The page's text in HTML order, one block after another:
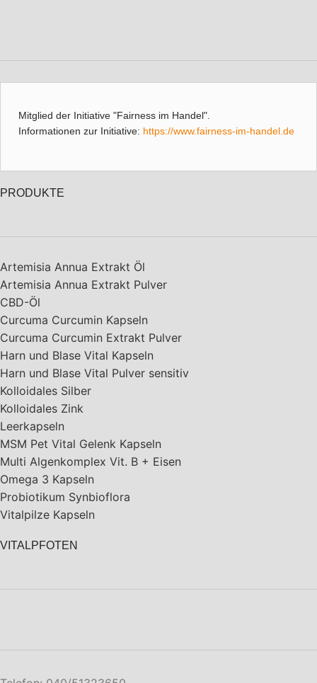
Mitglied der Initiative "Fairness im Handel".
Informationen zur Initiative: https://www.fairness-im-handel.de
PRODUKTE
Artemisia Annua Extrakt Öl
Artemisia Annua Extrakt Pulver
CBD-Öl
Curcuma Curcumin Kapseln
Curcuma Curcumin Extrakt Pulver
Harn und Blase Vital Kapseln
Harn und Blase Vital Pulver sensitiv
Kolloidales Silber
Kolloidales Zink
Leerkapseln
MSM Pet Vital Gelenk Kapseln
Multi Algenkomplex Vit. B + Eisen
Omega 3 Kapseln
Probiotikum Synbioflora
Vitalpilze Kapseln
VITALPFOTEN